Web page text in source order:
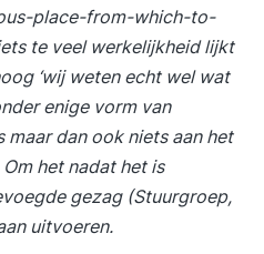
place-from-which-to-
te veel werkelijkheid lijkt
‘wij weten echt wel wat
enige vorm van
maar dan ook niets aan het
het nadat het is
gezag (Stuurgroep,
uitvoeren.